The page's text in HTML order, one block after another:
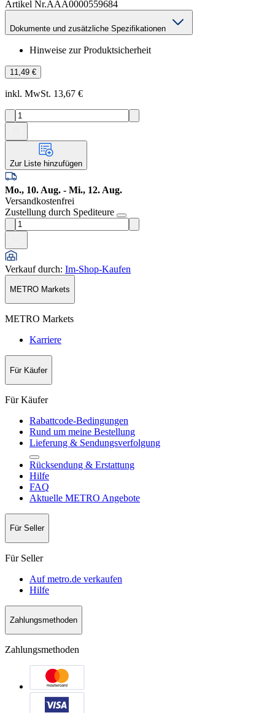
Artikel Nr.AAA0000559684
Dokumente und zusätzliche Spezifikationen
Hinweise zur Produktsicherheit
11,49 €
inkl. MwSt. 13,67 €
Zur Liste hinzufügen
Mo., 10. Aug. - Mi., 12. Aug.
Versandkostenfrei
Zustellung durch Spediteure
Verkauf durch: Im-Shop-Kaufen
METRO Markets
METRO Markets
Karriere
Für Käufer
Für Käufer
Rabattcode-Bedingungen
Rund um meine Bestellung
Lieferung & Sendungsverfolgung
Rücksendung & Erstattung
Hilfe
FAQ
Aktuelle METRO Angebote
Für Seller
Für Seller
Auf metro.de verkaufen
Hilfe
Zahlungsmethoden
Zahlungsmethoden